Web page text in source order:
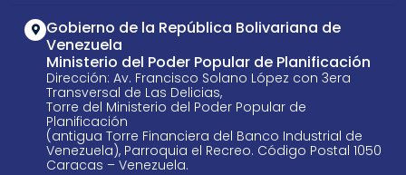
Gobierno de la República Bolivariana de
Venezuela
Ministerio del Poder Popular de Planificación
Dirección: Av. Francisco Solano López con 3era
Transversal de Las Delicias,
Torre del Ministerio del Poder Popular de
Planificación
(antigua Torre Financiera del Banco Industrial de
Venezuela), Parroquia el Recreo. Código Postal 1050
Caracas – Venezuela.